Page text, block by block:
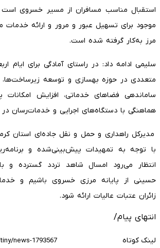
استقبال مناسب مسافران از مسیر خسروی
موجود برای تسهیل عبور و مرور و ارائه خدمات
مرز به‌کار گرفته شده است.
سلیمی ادامه داد: در راستای آمادگی برای ایام
متعددی در حوزه بهسازی و توسعه زیرساخت‌ها،
ساماندهی فضاهای خدماتی، افزایش امکانات
هماهنگی با دستگاه‌های اجرایی و خدمات‌رسان
مدیرکل راهداری و حمل‌ و نقل جاده‌ای استان
با توجه به تمهیدات پیش‌بینی‌شده و
انتظار می‌رود امسال شاهد تردد گسترده و
حسینی از پایانه مرزی خسروی باشیم و
زائران عتبات عالیات ارائه شود.
انتهای پیام/
لینک کوتاه